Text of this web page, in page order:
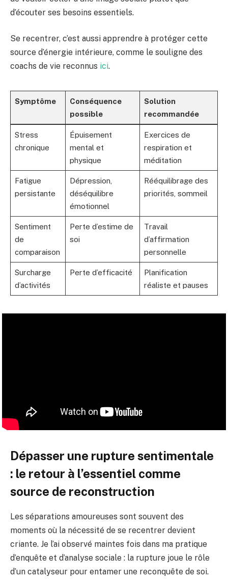
d’écouter ses besoins essentiels.
Se recentrer, c’est aussi apprendre à protéger cette
source d’énergie intérieure, comme le souligne des
coachs de vie reconnus ici.
Symptôme
Conséquence
possible
Solution
recommandée
Stress
chronique
Épuisement
mental et
physique
Exercices de
respiration et
méditation
Fatigue
persistante
Dépression,
déséquilibre
émotionnel
Rééquilibrage des
priorités, sommeil
Sentiment
de
comparaison
Perte d’estime de
soi
Travail
d’affirmation
personnelle
Surcharge
d’activités
Perte d’efficacité
Planification
réaliste et pauses
Dépasser une rupture sentimentale
: le retour à l’essentiel comme
source de reconstruction
Les séparations amoureuses sont souvent des
moments où la nécessité de se recentrer devient
criante. Je l’ai observé maintes fois dans ma pratique
d’enquête et d’analyse sociale : la rupture joue le rôle
d’un catalyseur pour entamer une reconquête de soi.